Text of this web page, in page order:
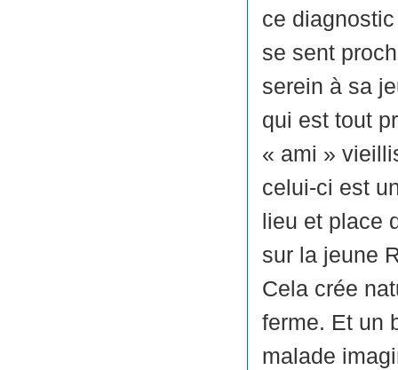
ce
se sent
serein à sa
qui est tout
« ami »
celui-ci est
lieu et place
sur la jeune
Cela crée
ferme. Et un
malade